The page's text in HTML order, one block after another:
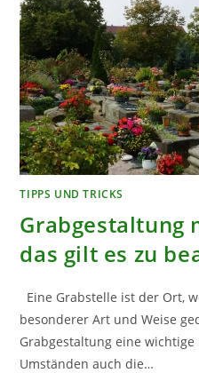
TIPPS UND TRICKS
Grabgestaltung
das gilt es zu
Eine Grabstelle ist der Ort,
besonderer Art und Weise
Grabgestaltung eine
Umständen auch die…